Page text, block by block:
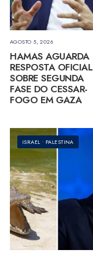
AGOSTO 5, 2026
HAMAS AGUARDA
RESPOSTA OFICIAL
SOBRE SEGUNDA
FASE DO CESSAR-
FOGO EM GAZA
ISRAEL • PALESTINA